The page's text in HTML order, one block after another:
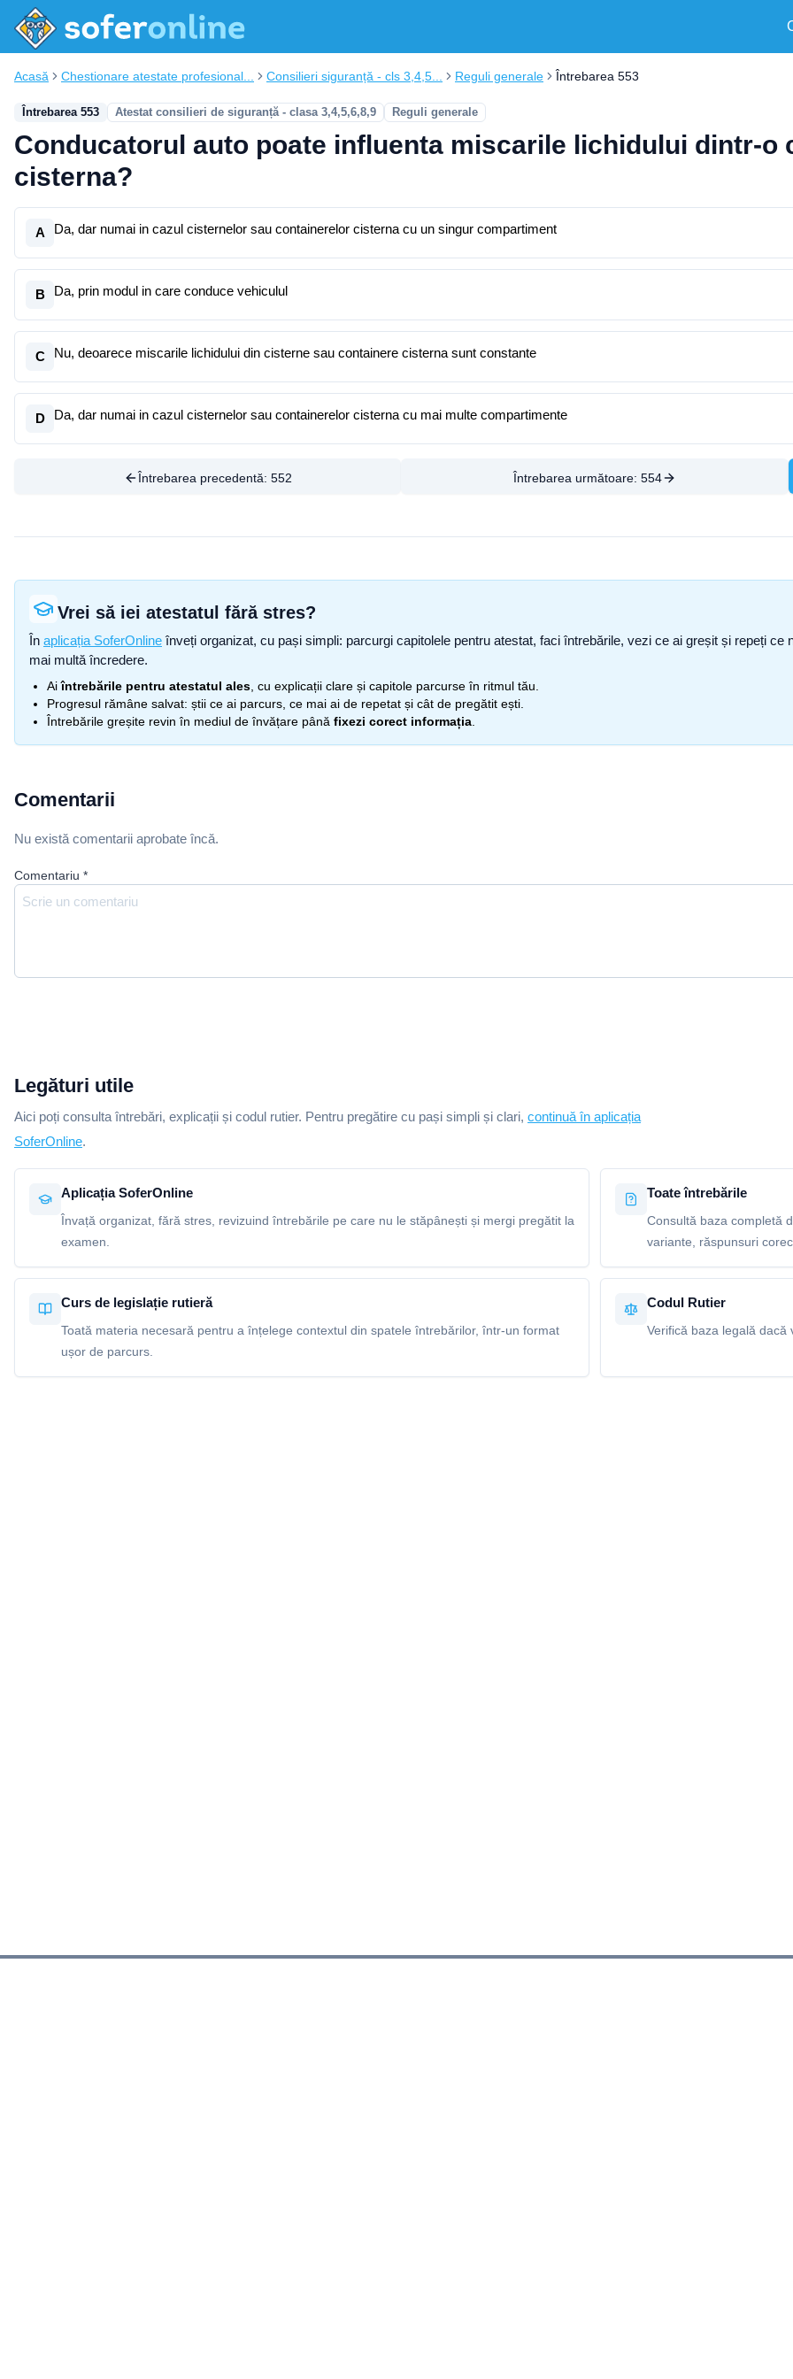
Acasă Chestionare atestate profesional... Consilieri siguranță - cls 3,4,5... Reguli generale Întrebarea 553
Întrebarea 553 Atestat consilieri de siguranță - clasa 3,4,5,6,8,9 Reguli generale
Conducatorul auto poate influenta miscarile lichidului dintr-o
cisterna?
A Da, dar numai in cazul cisternelor sau containerelor cisterna cu un singur compartiment
B Da, prin modul in care conduce vehiculul
C Nu, deoarece miscarile lichidului din cisterne sau containere cisterna sunt constante
D Da, dar numai in cazul cisternelor sau containerelor cisterna cu mai multe compartimente
Întrebarea precedentă: 552 Întrebarea următoare: 554
Vrei să iei atestatul fără stres?
În aplicația SoferOnline înveți organizat, cu pași simpli: parcurgi capitolele pentru atestat, faci întrebările, vezi ce ai greșit și repeți
mai multă încredere.
Aiîntrebările pentru atestatul ales , cu explicații clare și capitole parcurse în ritmul tău.
Progresul rămâne salvat: știi ce ai parcurs, ce mai ai de repetat și cât de pregătit ești.
Întrebările greșite revin în mediul de învățare până fixezi corect informația
Comentarii
Nu există comentarii aprobate încă.
Comentariu *
Legături utile
Aici poți consulta întrebări, explicații și codul rutier. Pentru pregătire cu pași simpli și clari, continuă în aplicația
SoferOnline.
Aplicația SoferOnline
Învață organizat, fără stres, revizuind întrebările pe care nu le stăpânești și mergi pregătit la
examen.
Toate întrebările
Consultă baza completă
variante, răspunsuri
Curs de legislație rutieră
Toată materia necesară pentru a înțelege contextul din spatele întrebărilor, într-un format
ușor de parcurs.
Codul Rutier
Verifică baza legală dacă